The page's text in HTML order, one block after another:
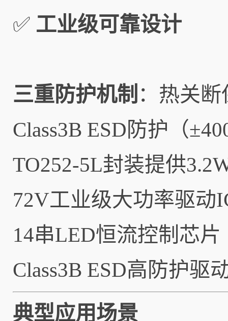
✅ 工业级可靠设计
三重防护机制 ：热关
Class3B ESD防护（
TO252-5L封装提供
72V工业级大功率驱动
14串LED恒流控制芯片
Class3B ESD高防护驱
典型应用场景